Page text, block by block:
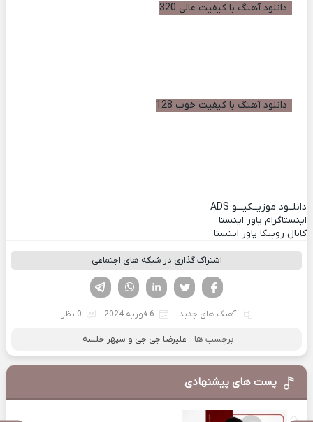
دانلود آهنگ با کیفیت عالی 320
دانلود آهنگ با کیفیت خوب 128
دانلــود موزیــکیـــو ADS
اینستاگرام پاور اینستا
کانال روبیکا پاور اینستا
اشتراک گذاری در شبکه های اجتماعی
لینکدین تویتر
فیسوک
آهنگ های جدید 6 فوریه 2024 0 نظر
برچسب ها : علیرضا جی جی و سپهر خلسه
پست های پیشنهادی